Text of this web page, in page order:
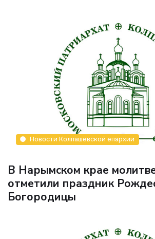
Новости Колпашевской епархии
В Нарымском крае
отметили праздник
Богородицы